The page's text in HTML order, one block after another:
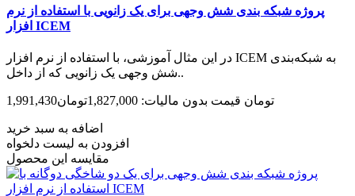
پروژه شبکه بندی شش وجهی برای یک زانویی با استفاده از نرم
افزار ICEM
در این مثال آموزشی، با استفاده از نرم افزار ICEM به شبکه‌بندی
شش وجهی یک زانویی که از داخل..
1,991,430تومان قیمت بدون مالیات: 1,827,000تومان
اضافه به سبد خرید
افزودن به لیست دلخواه
مقایسه این محصول